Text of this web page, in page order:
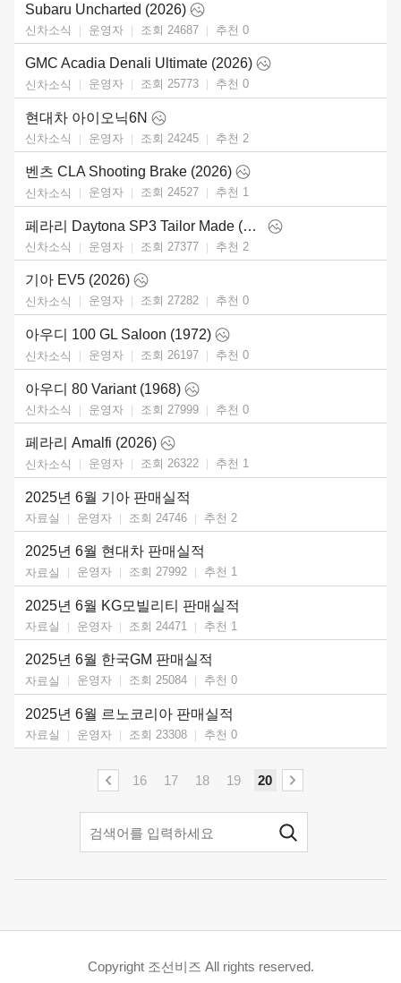
Subaru Uncharted (2026)
신차소식 운영자 조회 24687 추천 0
GMC Acadia Denali Ultimate (2026)
신차소식 운영자 조회 25773 추천 0
현대차 아이오닉6N
신차소식 운영자 조회 24245 추천 2
벤츠 CLA Shooting Brake (2026)
신차소식 운영자 조회 24527 추천 1
페라리 Daytona SP3 Tailor Made (2025)
신차소식 운영자 조회 27377 추천 2
기아 EV5 (2026)
신차소식 운영자 조회 27282 추천 0
아우디 100 GL Saloon (1972)
신차소식 운영자 조회 26197 추천 0
아우디 80 Variant (1968)
신차소식 운영자 조회 27999 추천 0
페라리 Amalfi (2026)
신차소식 운영자 조회 26322 추천 1
2025년 6월 기아 판매실적
자료실 운영자 조회 24746 추천 2
2025년 6월 현대차 판매실적
자료실 운영자 조회 27992 추천 1
2025년 6월 KG모빌리티 판매실적
자료실 운영자 조회 24471 추천 1
2025년 6월 한국GM 판매실적
자료실 운영자 조회 25084 추천 0
2025년 6월 르노코리아 판매실적
자료실 운영자 조회 23308 추천 0
16 17 18 19 20
Copyright 조선비즈 All rights reserved.